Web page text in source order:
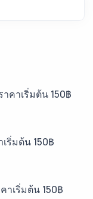
คาเริ่มต้น 150฿
ริ่มต้น 150฿
เริ่มต้น 150฿